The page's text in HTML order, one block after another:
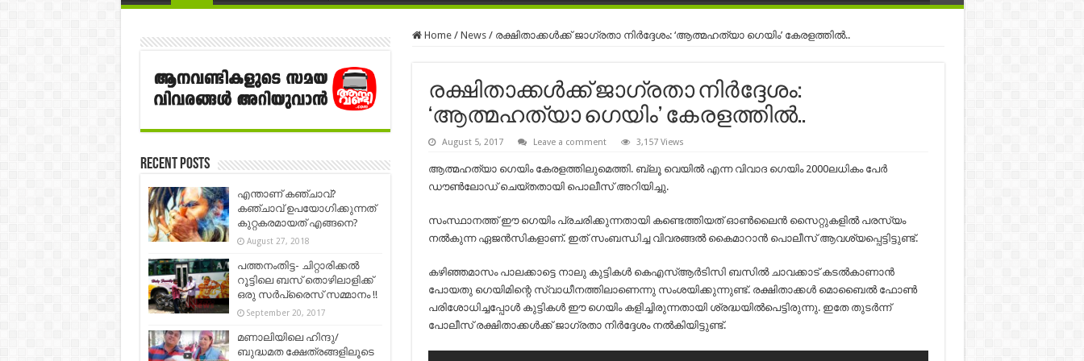
Home / News / രക്ഷിതാക്കള്‍ക്ക് ജാഗ്രതാ നിര്‍ദ്ദേശം: ‘ആത്മഹത്യാ ഗെയിം’ കേരളത്തില്‍..
രക്ഷിതാക്കള്‍ക്ക് ജാഗ്രതാ നിര്‍ദ്ദേശം:
‘ആത്മഹത്യാ ഗെയിം’ കേരളത്തില്‍..
August 5, 2017 Leave a comment 3,157 Views
ആത്മഹത്യാ ഗെയിം കേരളത്തിലുമെത്തി. ബ്ലൂ വെയില്‍ എന്ന വിവാദ ഗെയിം 2000ലധികം പേര്‍
ഡൗണ്‍ലോഡ് ചെയ്തതായി പൊലീസ് അറിയിച്ചു.
സംസ്ഥാനത്ത് ഈ ഗെയിം പ്രചരിക്കുന്നതായി കണ്ടെത്തിയത് ഓണ്‍ലൈന്‍ സൈറ്റുകളില്‍ പരസ്യം
നല്‍കുന്ന ഏജന്‍സികളാണ്. ഇത് സംബന്ധിച്ച വിവരങ്ങല്‍ കൈമാറാന്‍ പൊലീസ് ആവശ്യപ്പെട്ടിട്ടുണ്ട്.
കഴിഞ്ഞമാസം പാലക്കാട്ടെ നാലു കുട്ടികള്‍ കെഎസ്ആര്‍ടിസി ബസില്‍ ചാവക്കാട് കടല്‍കാണാന്‍
പോയതു ഗെയിമിന്റെ സ്വാധീനത്തിലാണെന്നു സംശയിക്കുന്നുണ്ട്. രക്ഷിതാക്കള്‍ മൊബൈല്‍ ഫോണ്‍
പരിശോധിച്ചപ്പോള്‍ കുട്ടികള്‍ ഈ ഗെയിം കളിച്ചിരുന്നതായി ശ്രദ്ധയില്‍പെട്ടിരുന്നു. ഇതേ തുടര്‍ന്ന്
പോലീസ് രക്ഷിതാക്കള്‍ക്ക് ജാഗ്രതാ നിര്‍ദ്ദേശം നല്‍കിയിട്ടുണ്ട്.
Recent Posts
എന്താണ് കഞ്ചാവ്?
കഞ്ചാവ് ഉപയോഗിക്കുന്നത്
കുറ്റകരമായത് എങ്ങനെ?
August 27, 2018
പത്തനംതിട്ട- ചിറ്റാരിക്കല്‍
റൂട്ടിലെ ബസ് തൊഴിലാളിക്ക്
ഒരു സര്‍പ്രൈസ് സമ്മാനം !!
September 20, 2017
മണാലിയിലെ ഹിന്ദു/
ബുദ്ധമത ക്ഷേത്രങ്ങളിലൂടെ